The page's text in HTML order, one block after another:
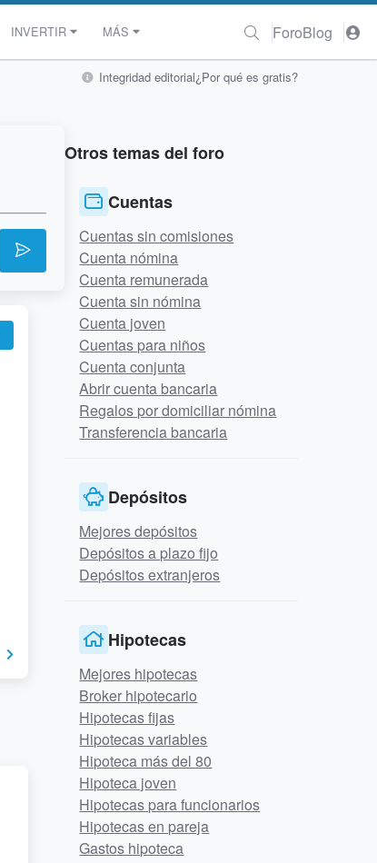
INVERTIR MÁS ForoBlog
Integridad editorial¿Por qué es gratis?
Otros temas del foro
Cuentas
Cuentas sin comisiones
Cuenta nómina
Cuenta remunerada
Cuenta sin nómina
Cuenta joven
Cuentas para niños
Cuenta conjunta
Abrir cuenta bancaria
Regalos por domiciliar nómina
Transferencia bancaria
Depósitos
Mejores depósitos
Depósitos a plazo fijo
Depósitos extranjeros
Hipotecas
Mejores hipotecas
Broker hipotecario
Hipotecas fijas
Hipotecas variables
Hipoteca más del 80
Hipoteca joven
Hipotecas para funcionarios
Hipotecas en pareja
Gastos hipoteca